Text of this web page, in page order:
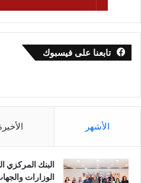
تابعنا على فيسبوك
الأشهر
البنك
الوزارات